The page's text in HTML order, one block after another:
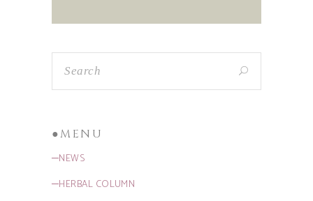
●MENU
─NEWS
─HERBAL COLUMN